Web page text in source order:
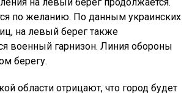
по желанию. По данным украинских
на левый берег также
военный гарнизон. Линия обороны
берегу.
области отрицают, что город будет